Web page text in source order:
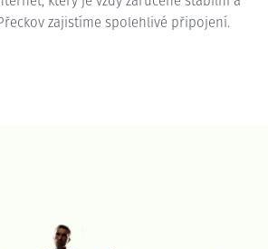
zajistíme spolehlivé připojení.